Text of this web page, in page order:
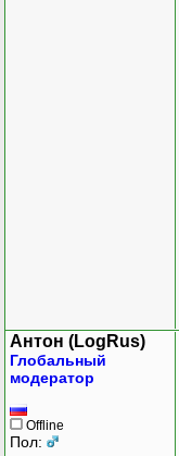
Антон (LogRus)
Глобальный
модератор
Offline
Пол: